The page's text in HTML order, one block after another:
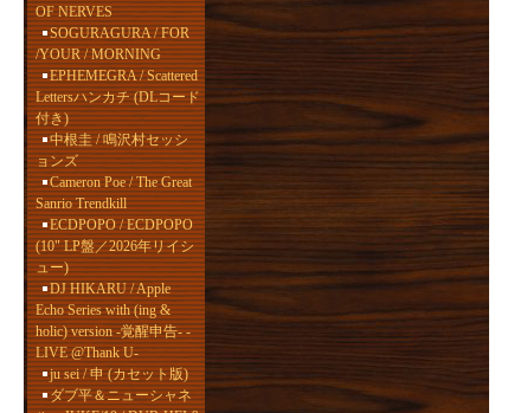
OF NERVES
SOGURAGURA / FOR
/YOUR / MORNING
EPHEMEGRA / Scattered
Lettersハンカチ (DLコード
付き)
中根圭 / 鳴沢村セッシ
ョンズ
Cameron Poe / The Great
Sanrio Trendkill
ECDPOPO / ECDPOPO
(10" LP盤／2026年リイシ
ュー)
DJ HIKARU / Apple
Echo Series with (ing &
holic) version -覚醒申告- -
LIVE @Thank U-
ju sei / 申 (カセット版)
ダブ平＆ニューシャネ